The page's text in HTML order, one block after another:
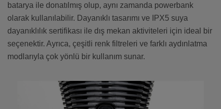
batarya ile donatılmış olup, aynı zamanda powerbank
olarak kullanılabilir. Dayanıklı tasarımı ve IPX5 suya
dayanıklılık sertifikası ile dış mekan aktiviteleri için ideal bir
seçenektir. Ayrıca, çeşitli renk filtreleri ve farklı aydınlatma
modlarıyla çok yönlü bir kullanım sunar.